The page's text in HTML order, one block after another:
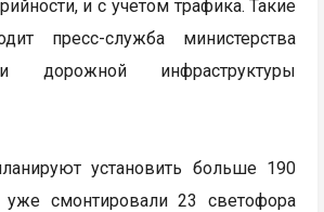
и с учетом трафика. Такие
пресс-служба министерства
дорожной инфраструктуры
установить больше 190
смонтировали 23 светофора